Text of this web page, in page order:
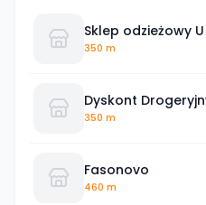
Sklep odzieżowy
350 m
Dyskont
Sulechów
350 m
Fasonovo
460 m